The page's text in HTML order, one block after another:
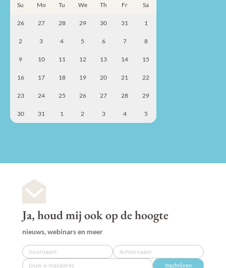
Su Mo Tu We Th Fr Sa
26 27 28 29 30 31 1
2 3 4 5 6 7 8
9 10 11 12 13 14 15
16 17 18 19 20 21 22
23 24 25 26 27 28 29
30 31 1 2 3 4 5
Ja, houd mij ook op de hoogte
nieuws, webinars en meer
Inschrijven